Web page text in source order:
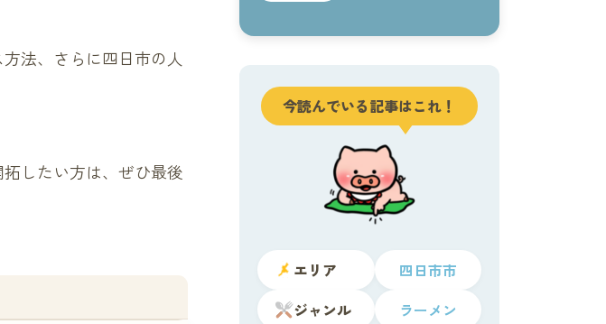
法、さらに四日市の人
したい方は、ぜひ最後
今読んでいる記事はこれ！
エリア
四日市市
ジャンル
ラーメン